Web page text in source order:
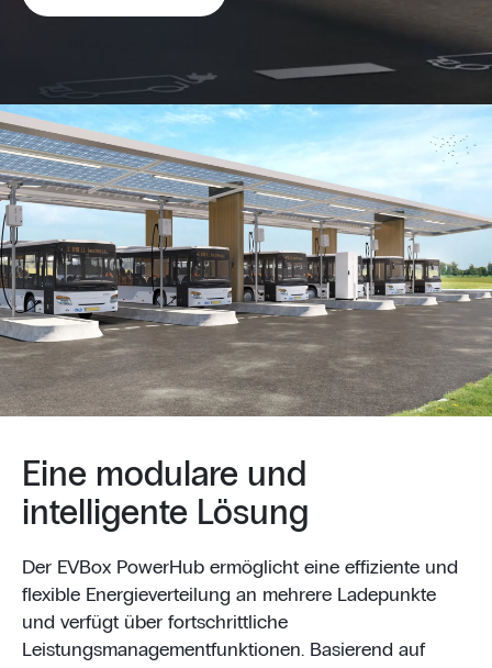
Eine modulare und
intelligente Lösung
Der EVBox PowerHub ermöglicht eine effiziente und
flexible Energieverteilung an mehrere Ladepunkte
und verfügt über fortschrittliche
Leistungsmanagementfunktionen. Basierend auf